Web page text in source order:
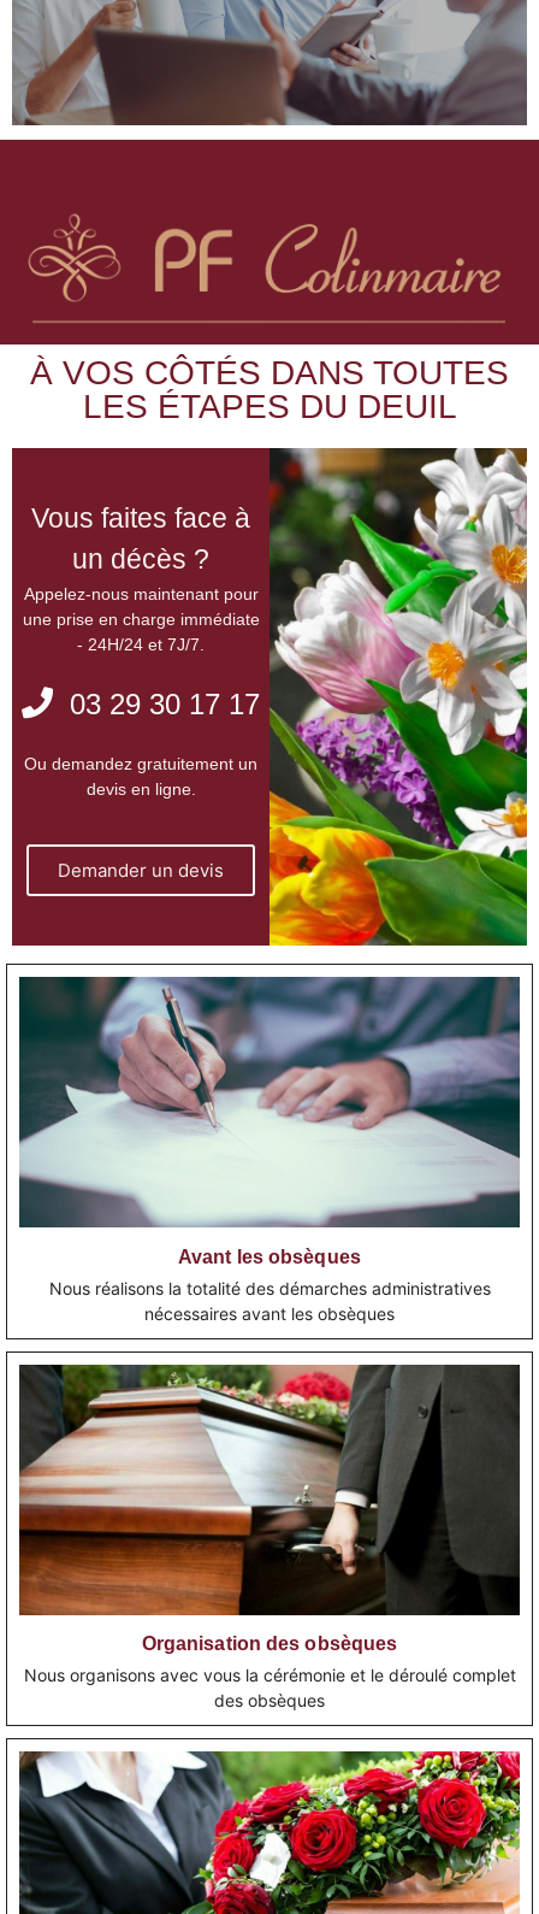
décisions souvent dans l’urgence et la confusion avec
des choix parfois difficiles à effectuer. Pour pallier
cela, nous proposons des contrats de prévoyance.
DEMANDER UN DEVIS
À VOS CÔTÉS DANS TOUTES
LES ÉTAPES DU DEUIL
Vous faites face à
un décès ?
Appelez-nous maintenant pour
une prise en charge immédiate
- 24H/24 et 7J/7.
03 29 30 17 17
Ou demandez gratuitement un
devis en ligne.
Demander un devis
Avant les obsèques
Nous réalisons la totalité des démarches administratives
nécessaires avant les obsèques
Organisation des obsèques
Nous organisons avec vous la cérémonie et le déroulé complet
des obsèques